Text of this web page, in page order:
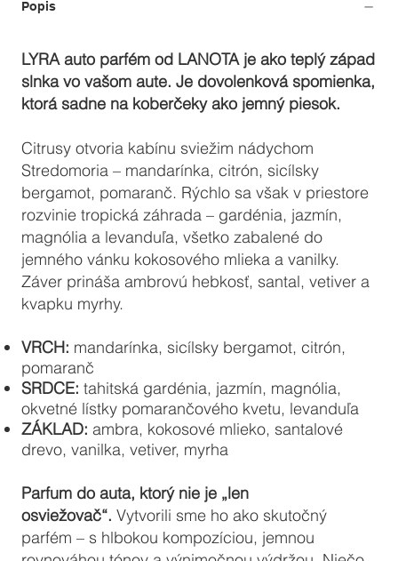
Popis
LYRA auto parfém od LANOTA je ako teplý západ
slnka vo vašom aute. Je dovolenková spomienka,
ktorá sadne na koberčeky ako jemný piesok.
Citrusy otvoria kabínu sviežim nádychom
Stredomoria – mandarínka, citrón, sicílsky
bergamot, pomaranč. Rýchlo sa však v priestore
rozvinie tropická záhrada – gardénia, jazmín,
magnólia a levanduľa, všetko zabalené do
jemného vánku kokosového mlieka a vanilky.
Záver prináša ambrovú hebkosť, santal, vetiver a
kvapku myrhy.
VRCH: mandarínka, sicílsky bergamot, citrón,
pomaranč
SRDCE: tahitská gardénia, jazmín, magnólia,
okvetné lístky pomarančového kvetu, levanduľa
ZÁKLAD: ambra, kokosové mlieko, santalové
drevo, vanilka, vetiver, myrha
Parfum do auta, ktorý nie je „len
osviežovač“. Vytvorili sme ho ako skutočný
parfém – s hlbokou kompozíciou, jemnou